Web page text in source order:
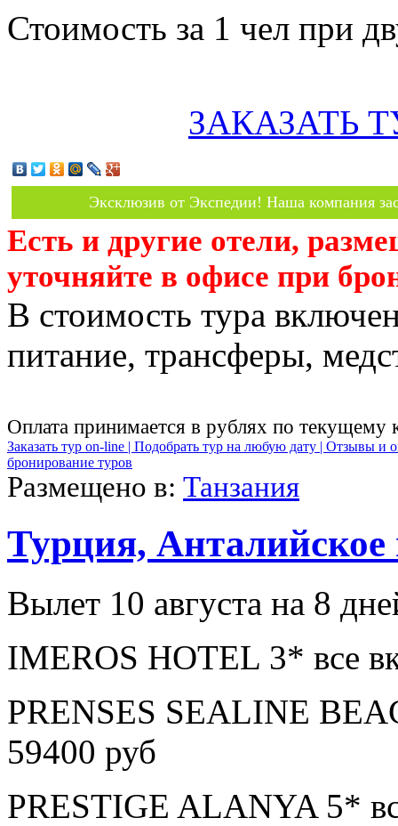
Стоимость за 1 чел при
ЗАКАЗАТЬ
Эксклюзив от Экспедии! Наша компания
Есть и другие отели,
уточняйте в офисе при
В стоимость тура
питание, трансферы,
Оплата принимается в рублях по текущему
Заказать тур on-line | Подобрать тур на любую дату | Отзывы и
бронирование туров
Размещено в: Танзания
Турция, Анталийское
Вылет 10 августа на 8
IMEROS HOTEL 3* все
PRENSES SEALINE
59400 руб
PRESTIGE ALANYA 5*